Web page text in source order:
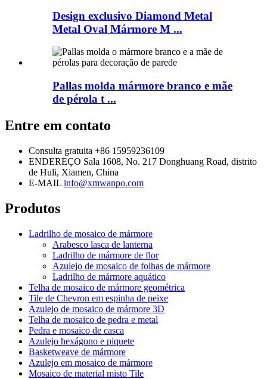
Design exclusivo Diamond Metal
Metal Oval Mármore M ...
Pallas molda mármore branco e mãe
de pérola t ...
Entre em contato
Consulta gratuita +86 15959236109
ENDEREÇO Sala 1608, No. 217 Donghuang Road, distrito
de Huli, Xiamen, China
E-MAIL info@xmwanpo.com
Produtos
Ladrilho de mosaico de mármore
Arabesco lasca de lanterna
Ladrilho de mármore de flor
Azulejo de mosaico de folhas de mármore
Ladrilho de mármore aquático
Telha de mosaico de mármore geométrica
Tile de Chevron em espinha de peixe
Azulejo de mosaico de mármore 3D
Telha de mosaico de pedra e metal
Pedra e mosaico de casca
Azulejo hexágono e piquete
Basketweave de mármore
Azulejo em mosaico de mármore
Mosaico de material misto Tile